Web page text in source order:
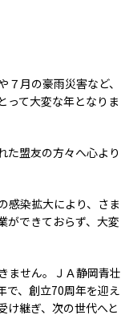
月の豪雨災害など、
って大変な年となりま
た盟友の方々へ心より
感染拡大により、さま
ができておらず、大変
ません。ＪＡ静岡青壮
で、創立70周年を迎え
け継ぎ、次の世代へと